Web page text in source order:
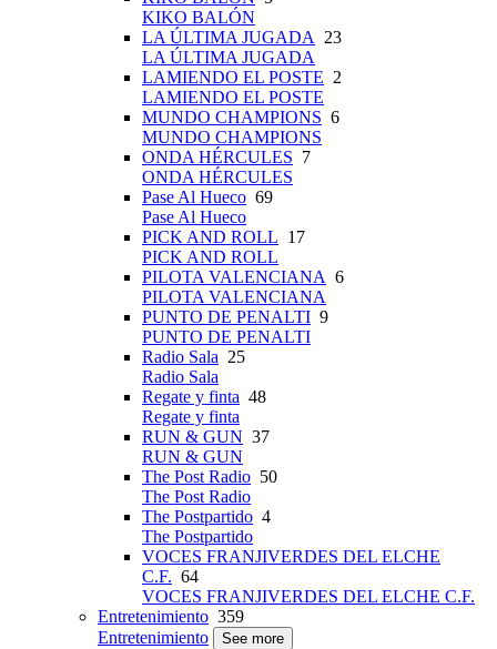
KIKO BALÓN
LA ÚLTIMA JUGADA 23
LA ÚLTIMA JUGADA
LAMIENDO EL POSTE 2
LAMIENDO EL POSTE
MUNDO CHAMPIONS 6
MUNDO CHAMPIONS
ONDA HÉRCULES 7
ONDA HÉRCULES
Pase Al Hueco 69
Pase Al Hueco
PICK AND ROLL 17
PICK AND ROLL
PILOTA VALENCIANA 6
PILOTA VALENCIANA
PUNTO DE PENALTI 9
PUNTO DE PENALTI
Radio Sala 25
Radio Sala
Regate y finta 48
Regate y finta
RUN & GUN 37
RUN & GUN
The Post Radio 50
The Post Radio
The Postpartido 4
The Postpartido
VOCES FRANJIVERDES DEL ELCHE
C.F. 64
VOCES FRANJIVERDES DEL ELCHE C.F.
Entretenimiento 359
Entretenimiento
See more